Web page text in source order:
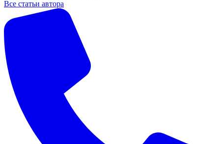
Все статьи автора